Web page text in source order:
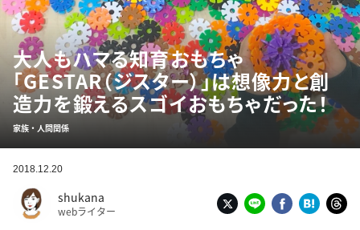
大人もハマる知育おもちゃ
「GESTAR（ジスター）」は想像力と創
造力を鍛えるスゴイおもちゃだった！
家族・人間関係
2018.12.20
shukana
webライター